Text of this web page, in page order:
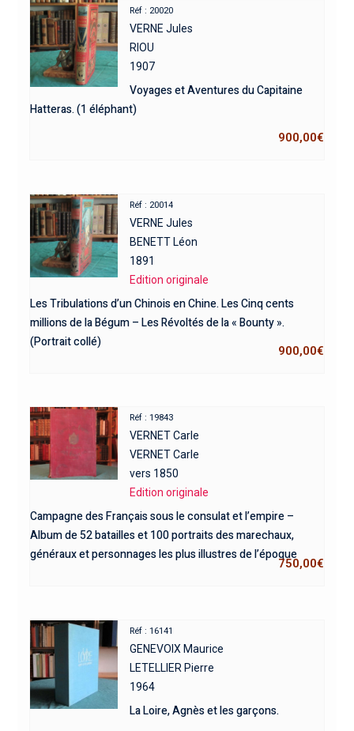
Réf : 20020
VERNE Jules
RIOU
1907
Voyages et Aventures du Capitaine
Hatteras. (1 éléphant)
900,00€
Réf : 20014
VERNE Jules
BENETT Léon
1891
Edition originale
Les Tribulations d’un Chinois en Chine. Les Cinq cents
millions de la Bégum – Les Révoltés de la « Bounty ».
(Portrait collé)
900,00€
Réf : 19843
VERNET Carle
VERNET Carle
vers 1850
Edition originale
Campagne des Français sous le consulat et l’empire –
Album de 52 batailles et 100 portraits des marechaux,
généraux et personnages les plus illustres de l’époque
750,00€
Réf : 16141
GENEVOIX Maurice
LETELLIER Pierre
1964
La Loire, Agnès et les garçons.